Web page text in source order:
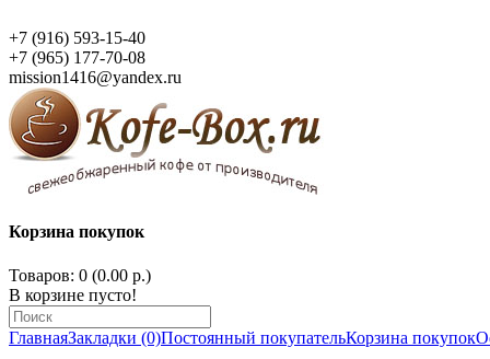
+7 (916) 593-15-40
+7 (965) 177-70-08
mission1416@yandex.ru
Корзина покупок
Товаров: 0 (0.00 р.)
В корзине пусто!
ГлавнаяЗакладки (0)Постоянный покупательКорзина покупок